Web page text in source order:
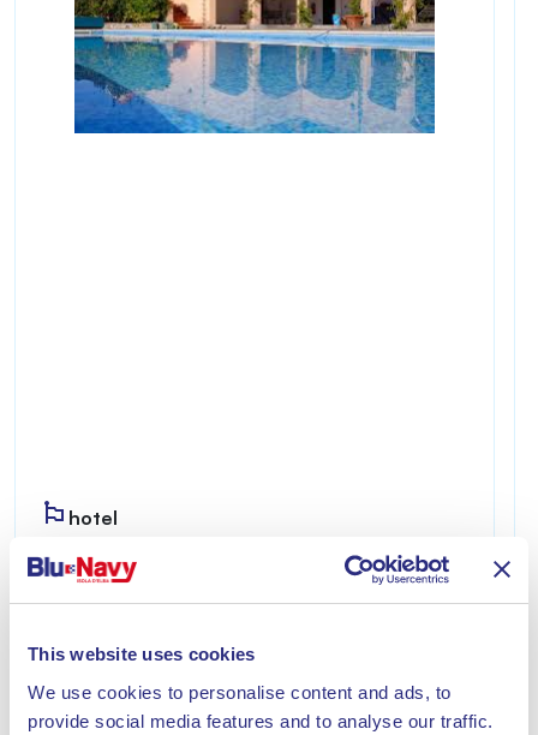
This website uses cookies
We use cookies to personalise content and ads, to
provide social media features and to analyse our traffic.
hotel
IL RIVERBERO DEGLI ULIVI
ideale per chi desidera vivere un soggiorno
all’insegna del relax a pochi minuti dal mare di
Lacona.
Scopri